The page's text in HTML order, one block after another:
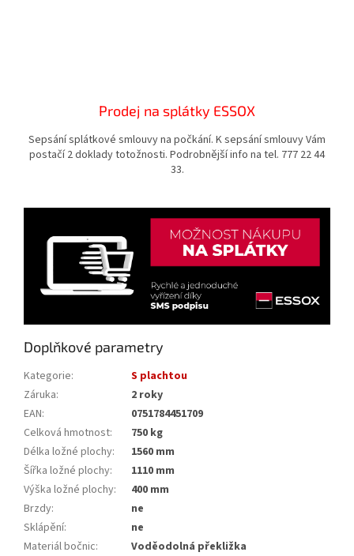
Prodej na splátky ESSOX
Sepsání splátkové smlouvy na počkání. K sepsání smlouvy Vám
postačí 2 doklady totožnosti. Podrobnější info na tel. 777 22 44
33.
Doplňkové parametry
Kategorie:
S plachtou
Záruka:
2 roky
EAN:
0751784451709
Celková hmotnost:
750 kg
Délka ložné plochy:
1560 mm
Šířka ložné plochy:
1110 mm
Výška ložné plochy:
400 mm
Brzdy:
ne
Sklápění:
ne
Materiál bočnic:
Voděodolná překližka